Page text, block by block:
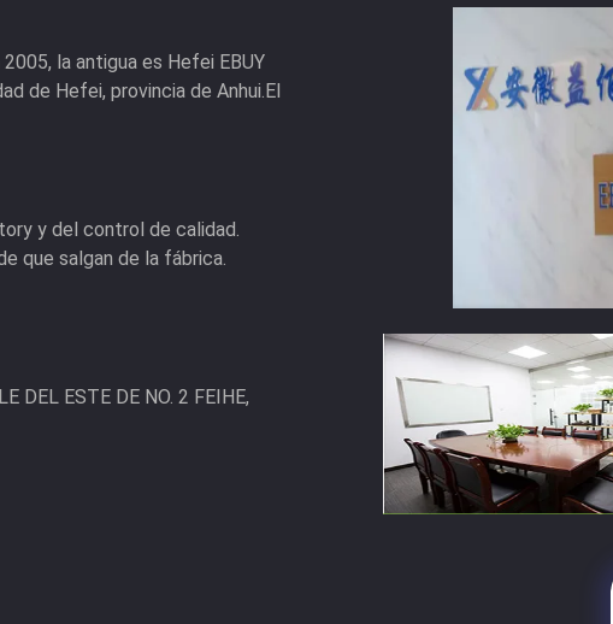
la antigua es Hefei EBUY
de Hefei, provincia de Anhui.El
y del control de calidad.
que salgan de la fábrica.
DEL ESTE DE NO. 2 FEIHE,